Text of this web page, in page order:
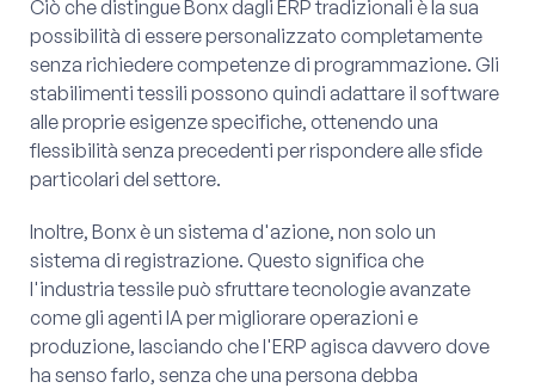
Ciò che distingue Bonx dagli ERP tradizionali è la sua
possibilità di essere personalizzato completamente
senza richiedere competenze di programmazione. Gli
stabilimenti tessili possono quindi adattare il software
alle proprie esigenze specifiche, ottenendo una
flessibilità senza precedenti per rispondere alle sfide
particolari del settore.
Inoltre, Bonx è un sistema d'azione, non solo un
sistema di registrazione. Questo significa che
l'industria tessile può sfruttare tecnologie avanzate
come gli agenti IA per migliorare operazioni e
produzione, lasciando che l'ERP agisca davvero dove
ha senso farlo, senza che una persona debba